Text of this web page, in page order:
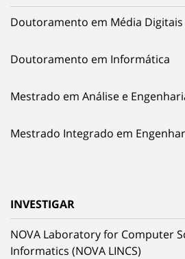
Doutoramento em Média Digitais
Doutoramento em Informática
Mestrado em Análise e
Mestrado Integrado em
INVESTIGAR
NOVA Laboratory for Computer
Informatics (NOVA LINCS)